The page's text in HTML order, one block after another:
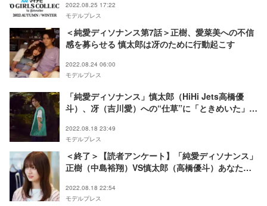
2022.08.25 17:22
モデルプレス
＜純愛ディソナンス第7話＞正樹、愛菜美への不信
感を募らせる 慎太郎は冴のために行動起こす
2022.08.24 06:00
モデルプレス
「純愛ディソナンス」慎太郎（HiHi Jets高橋優
斗）、冴（吉川愛）への“仕草”に「ときめいた」
2022.08.18 23:49
モデルプレス
＜終了＞【読者アンケート】「純愛ディソナンス」
正樹（中島裕翔）VS慎太郎（高橋優斗）あなたは
2022.08.18 22:54
モデルプレス